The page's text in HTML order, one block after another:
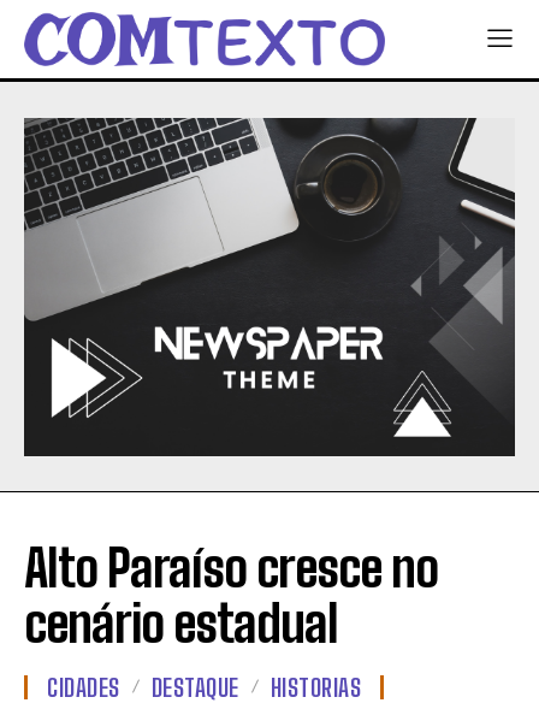
Alto Paraíso cresce no
cenário estadual
CIDADES DESTAQUE HISTORIAS